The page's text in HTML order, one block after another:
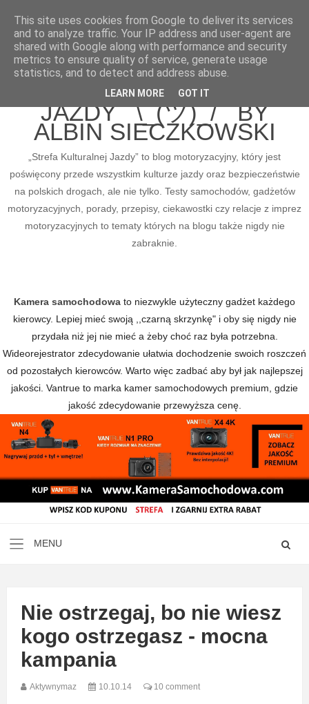
BLOG MOTORYZACYJNY
STREFA KULTURALNEJ
JAZDY ¯\_(ツ)_/¯ BY
ALBIN SIECZKOWSKI
„Strefa Kulturalnej Jazdy” to blog motoryzacyjny, który jest
poświęcony przede wszystkim kulturze jazdy oraz bezpieczeństwie
na polskich drogach, ale nie tylko. Testy samochodów, gadżetów
motoryzacyjnych, porady, przepisy, ciekawostki czy relacje z imprez
motoryzacyjnych to tematy których na blogu także nigdy nie
zabraknie.
Kamera samochodowa to niezwykle użyteczny gadżet każdego
kierowcy. Lepiej mieć swoją ,,czarną skrzynkę" i oby się nigdy nie
przydała niż jej nie mieć a żeby choć raz była potrzebna.
Wideorejestrator zdecydowanie ułatwia dochodzenie swoich roszczeń
od pozostałych kierowców. Warto więc zadbać aby był jak najlepszej
jakości. Vantrue to marka kamer samochodowych premium, gdzie
jakość zdecydowanie przewyższa cenę.
Nie ostrzegaj, bo nie wiesz
kogo ostrzegasz - mocna
kampania
Aktywnymaz 10.10.14 10 comment
This site uses cookies from Google to deliver its services
and to analyze traffic. Your IP address and user-agent are
shared with Google along with performance and security
metrics to ensure quality of service, generate usage
statistics, and to detect and address abuse.
LEARN MORE GOT IT